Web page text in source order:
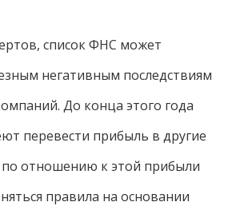
список ФНС может
негативным последствиям
До конца этого года
перевести прибыль в другие
отношению к этой прибыли
правила на основании